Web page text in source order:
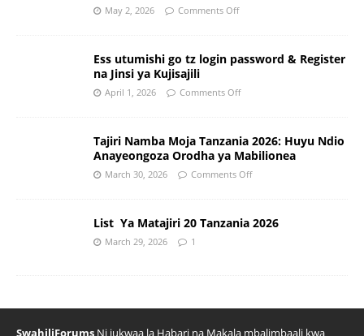
May 2, 2026 Comments Off
Ess utumishi go tz login password & Register
na Jinsi ya Kujisajili
April 1, 2026 Comments Off
Tajiri Namba Moja Tanzania 2026: Huyu Ndio
Anayeongoza Orodha ya Mabilionea
March 30, 2026 Comments Off
List Ya Matajiri 20 Tanzania 2026
March 29, 2026 1
SwahiliForums Ni jukwaa la Habari na Makala mbalimbaali kwa